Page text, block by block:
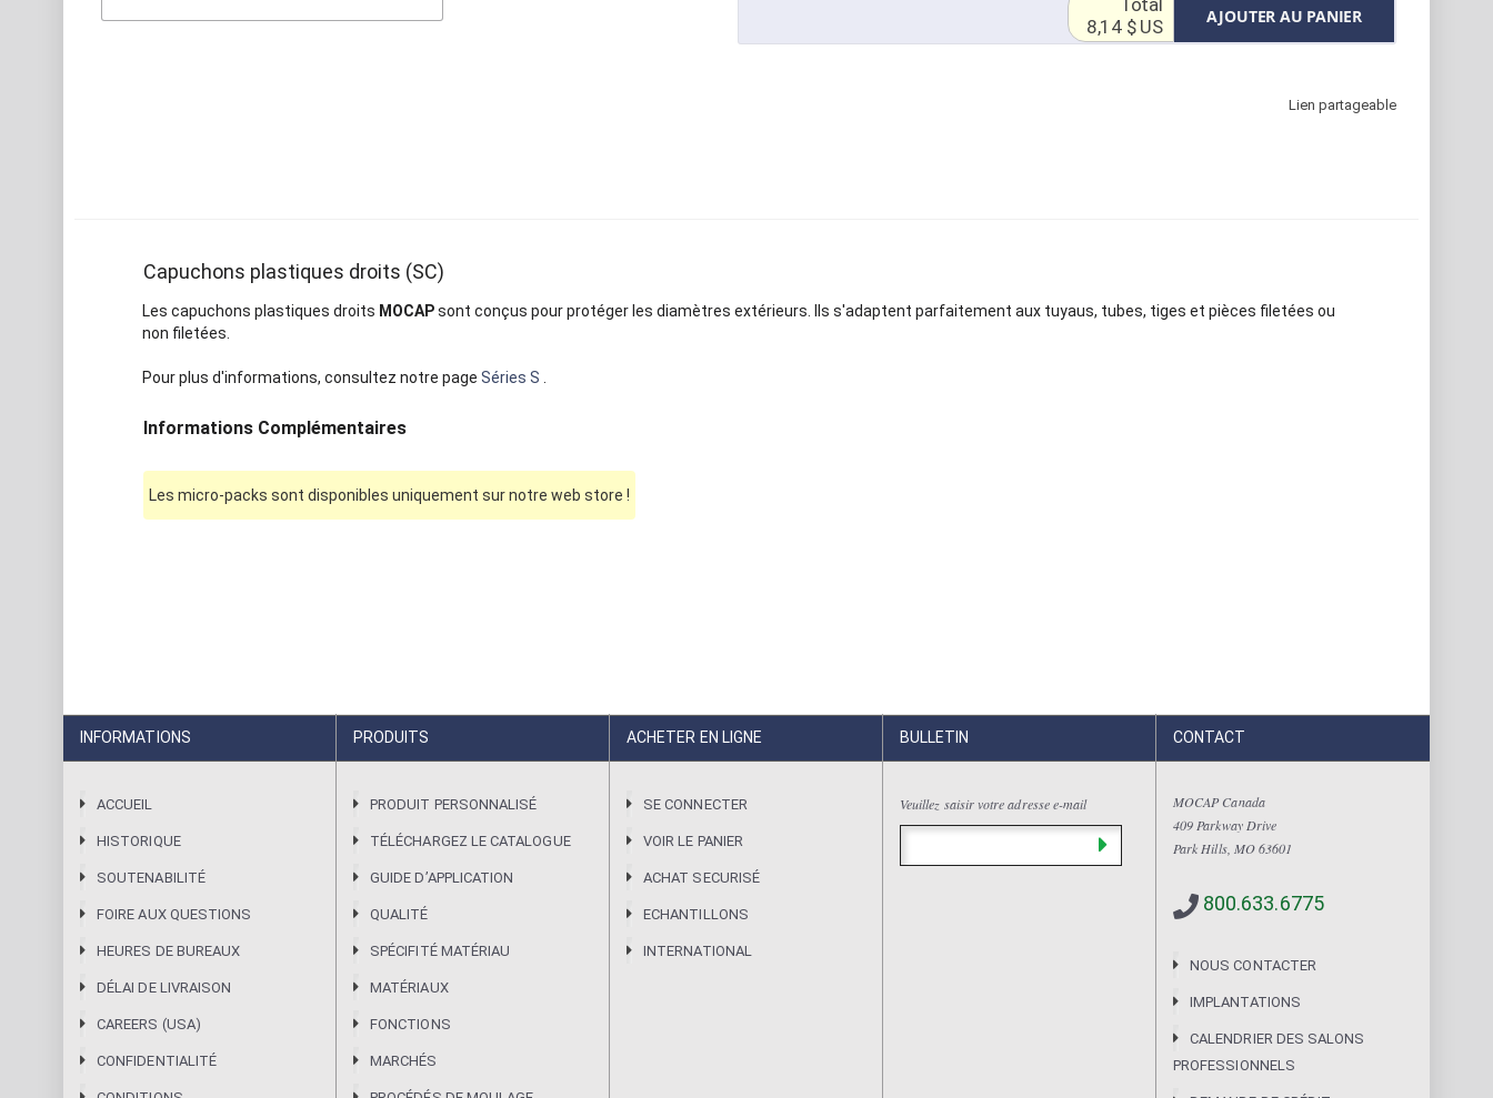
AJOUTER AU PANIER
8,14 $ US
Lien partageable
Capuchons plastiques droits (SC)
Les capuchons plastiques droits MOCAPsont conçus pour protéger les diamètres extérieurs. Ils s'adaptent parfaitement aux tuyaus, tubes, tiges et pièces filetées ou
non filetées.
Pour plus d'informations, consultez notre page Séries S
Informations Complémentaires
Les micro-packs sont disponibles uniquement sur notre web store !
INFORMATIONS
ACCUEIL
HISTORIQUE
SOUTENABILITÉ
FOIRE AUX QUESTIONS
HEURES DE BUREAUX
DÉLAI DE LIVRAISON
CAREERS (USA)
CONFIDENTIALITÉ
PRODUITS
PRODUIT PERSONNALISÉ
TÉLÉCHARGEZ LE CATALOGUE
GUIDE DʼAPPLICATION
QUALITÉ
SPÉCIFITÉ MATÉRIAU
MATÉRIAUX
FONCTIONS
MARCHÉS
ACHETER EN LIGNE
SE CONNECTER
VOIR LE PANIER
ACHAT SECURISÉ
ECHANTILLONS
INTERNATIONAL
BULLETIN
Veuillez saisir votre adresse e-mail
CONTACT
MOCAP Canada
409 Parkway Drive
Park Hills, MO 63601
800.633.6775
NOUS CONTACTER
IMPLANTATIONS
CALENDRIER DES SALONS
PROFESSIONNELS